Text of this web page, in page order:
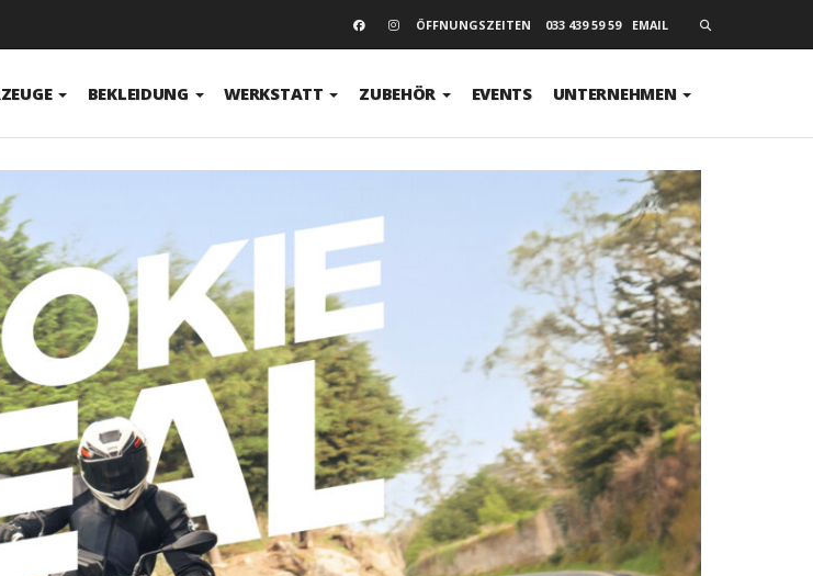
ÖFFNUNGSZEITEN 033 439 59 59 EMAIL SEARCH
BEKLEIDUNG WERKSTATT ZUBEHÖR EVENTS UNTERNEHMEN